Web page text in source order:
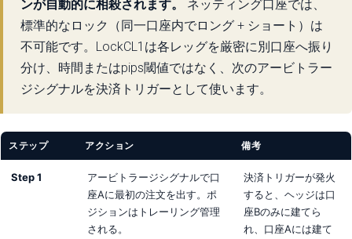
ンが自動的に相殺されます。
ネッティング口座では、
標準的なロック（同一口座内でロング + ショート）は
不可能です。LockCL1は各レッグを厳密に別口座へ振り
分け、時間またはpips閾値ではなく、次のアービトラー
ジシグナルを決済トリガーとして使います。
ステップ アクション 備考
Step 1
アービトラージシグナルで口
座Aに最初の注文を出す。ポ
ジションはトレーリング管理
される。
決済トリガーが発火
すると、ヘッジは口
座Bのみに建てら
れ、口座Aには建て